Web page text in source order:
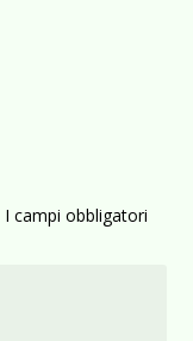
I campi obbligatori